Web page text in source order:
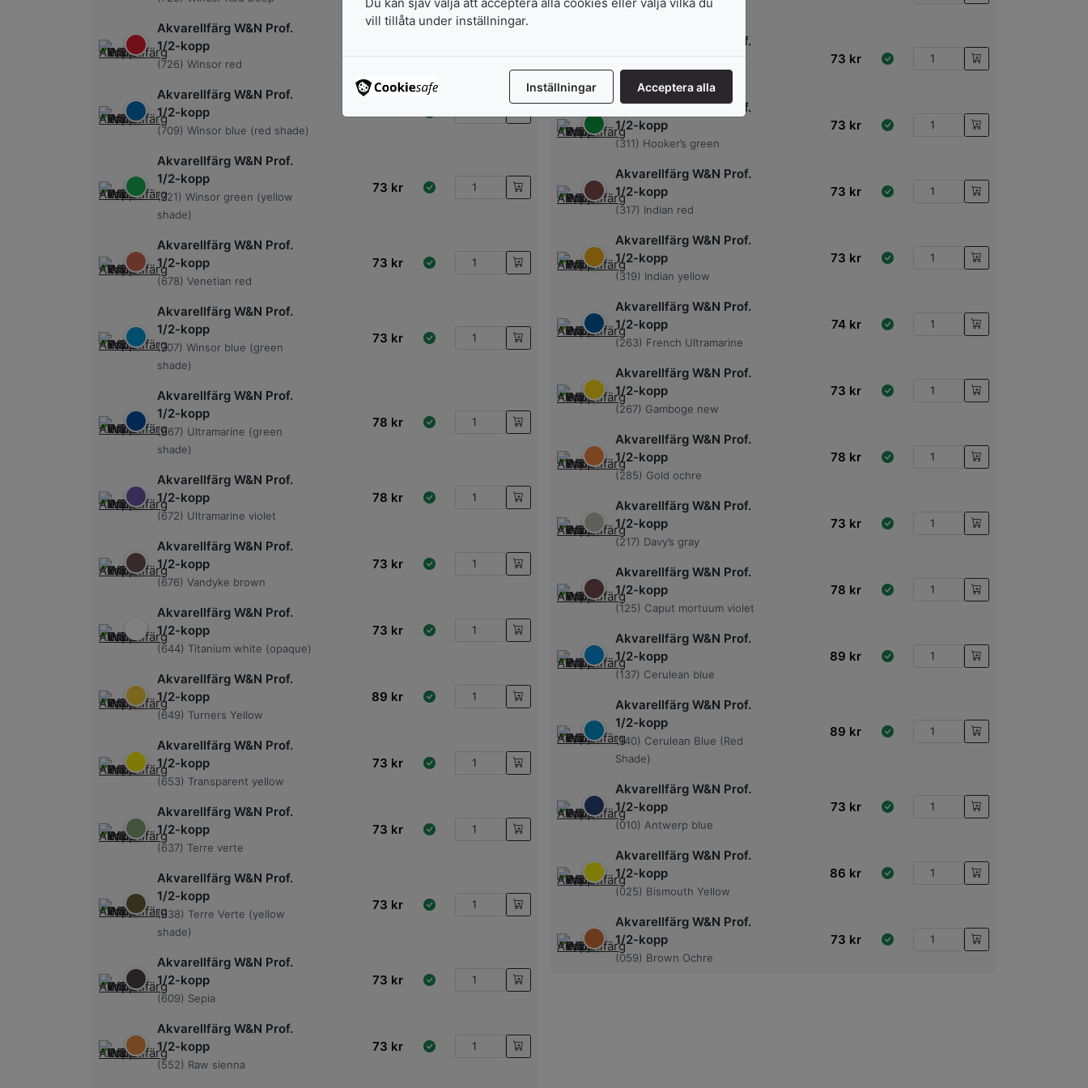
Akvarellfärg W&N Prof.
1/2-kopp
(726) Winsor red
Akvarellfärg W&N Prof.
1/2-kopp
(709) Winsor blue (red shade)
Akvarellfärg W&N Prof.
1/2-kopp
(721) Winsor green (yellow
shade)
73 kr
Akvarellfärg W&N Prof.
1/2-kopp
(678) Venetian red
73 kr
Akvarellfärg W&N Prof.
1/2-kopp
(707) Winsor blue (green
shade)
73 kr
Akvarellfärg W&N Prof.
1/2-kopp
(667) Ultramarine (green
shade)
78 kr
Akvarellfärg W&N Prof.
1/2-kopp
(672) Ultramarine violet
78 kr
Akvarellfärg W&N Prof.
1/2-kopp
(676) Vandyke brown
73 kr
Akvarellfärg W&N Prof.
1/2-kopp
(644) Titanium white (opaque)
73 kr
Akvarellfärg W&N Prof.
1/2-kopp
(649) Turners Yellow
89 kr
Akvarellfärg W&N Prof.
1/2-kopp
(653) Transparent yellow
73 kr
Akvarellfärg W&N Prof.
1/2-kopp
(637) Terre verte
73 kr
Akvarellfärg W&N Prof.
1/2-kopp
(638) Terre Verte (yellow
shade)
73 kr
Akvarellfärg W&N Prof.
1/2-kopp
(609) Sepia
73 kr
Akvarellfärg W&N Prof.
1/2-kopp
(552) Raw sienna
73 kr
(331) Ivory black
Akvarellfärg W&N Prof.
1/2-kopp
73 kr
Akvarellfärg W&N Prof.
1/2-kopp
(311) Hooker’s green
73 kr
Akvarellfärg W&N Prof.
1/2-kopp
(317) Indian red
73 kr
Akvarellfärg W&N Prof.
1/2-kopp
(319) Indian yellow
73 kr
Akvarellfärg W&N Prof.
1/2-kopp
(263) French Ultramarine
74 kr
Akvarellfärg W&N Prof.
1/2-kopp
(267) Gamboge new
73 kr
Akvarellfärg W&N Prof.
1/2-kopp
(285) Gold ochre
78 kr
Akvarellfärg W&N Prof.
1/2-kopp
(217) Davy’s gray
73 kr
Akvarellfärg W&N Prof.
1/2-kopp
(125) Caput mortuum violet
78 kr
Akvarellfärg W&N Prof.
1/2-kopp
(137) Cerulean blue
89 kr
Akvarellfärg W&N Prof.
1/2-kopp
(140) Cerulean Blue (Red
Shade)
89 kr
Akvarellfärg W&N Prof.
1/2-kopp
(010) Antwerp blue
73 kr
Akvarellfärg W&N Prof.
1/2-kopp
(025) Bismouth Yellow
86 kr
Akvarellfärg W&N Prof.
1/2-kopp
(059) Brown Ochre
73 kr
vill tillåta under inställningar.
Inställningar Acceptera alla